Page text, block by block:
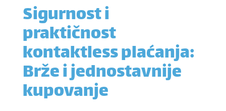
Sigurnost i
praktičnost
kontaktless plaćanja:
Brže i jednostavnije
kupovanje